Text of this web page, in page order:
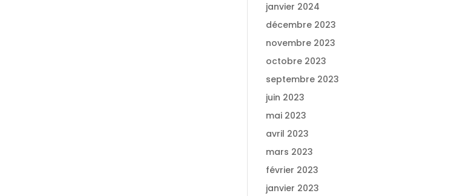
janvier 2024
décembre 2023
novembre 2023
octobre 2023
septembre 2023
juin 2023
mai 2023
avril 2023
mars 2023
février 2023
janvier 2023